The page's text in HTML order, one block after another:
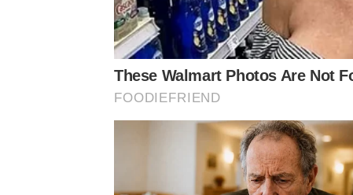
These Walmart Photos Are Not
FOODIEFRIEND